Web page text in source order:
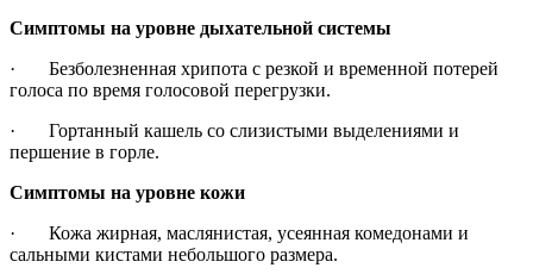
Симптомы на уровне дыхательной системы
· Безболезненная хрипота с резкой и временной потерей
голоса по время голосовой перегрузки.
· Гортанный кашель со слизистыми выделениями и
першение в горле.
Симптомы на уровне кожи
· Кожа жирная, маслянистая, усеянная комедонами и
сальными кистами небольшого размера.